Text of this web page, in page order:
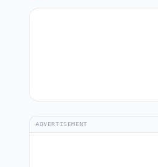
ADVERTISEMENT